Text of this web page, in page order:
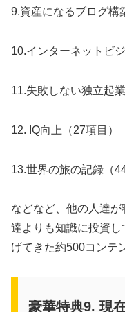
9.資産になるブログ構
10.インターネットビ
11.失敗しない独立起
12. IQ向上（27項目）
13.世界の旅の記録（
などなど、他の人達
達よりも知識に投資
げてきた約500コンテ
豪華特典9. 現